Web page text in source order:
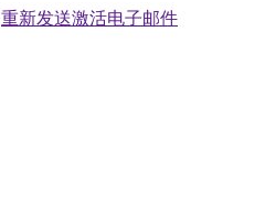
重新发送激活电子邮件